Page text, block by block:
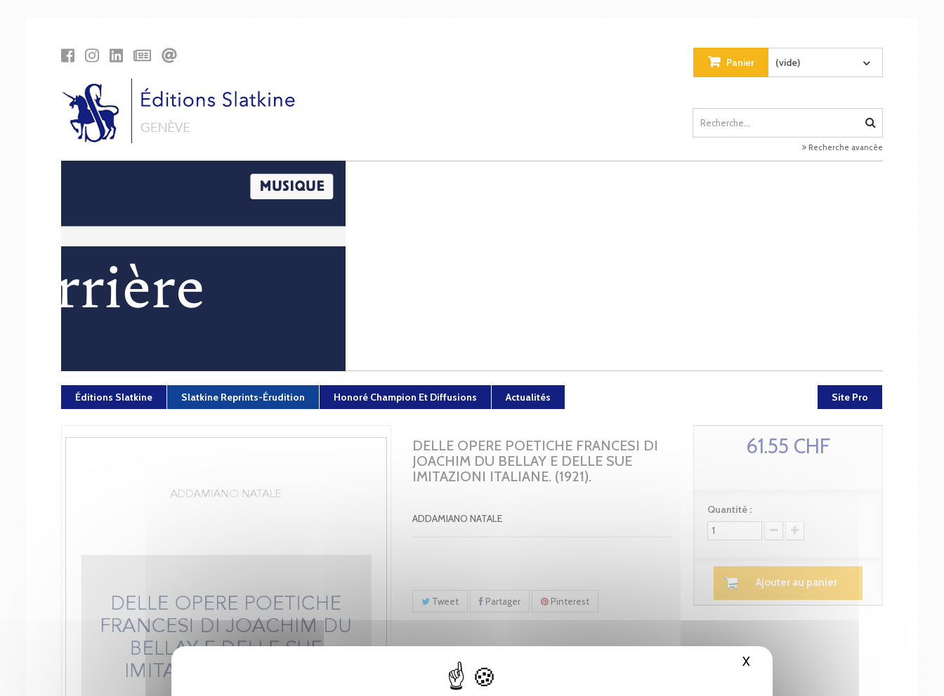
X Masquer le bandeau des cookies
Panier (vide)
Recherche avancée
Éditions Slatkine Slatkine Reprints-Érudition Honoré Champion Et Diffusions Actualités Site Pro
DELLE OPERE POETICHE FRANCESI DI
JOACHIM DU BELLAY E DELLE SUE
IMITAZIONI ITALIANE. (1921).
ADDAMIANO NATALE
Tweet Partager Pinterest
61.55 CHF
Quantité :
Ajouter au panier